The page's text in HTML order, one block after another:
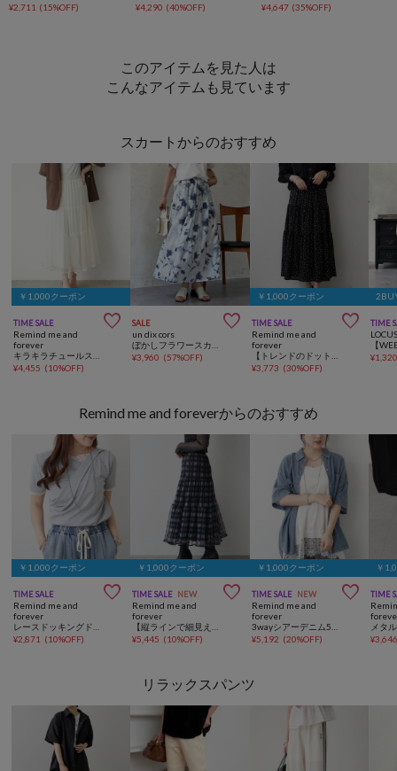
¥2,711 (15%OFF)
¥4,290 (40%OFF)
¥4,647 (35%OFF)
このアイテムを見た人は
こんなアイテムも見ています
スカートからのおすすめ
￥1,000クーポン
TIME SALE 
Remind me and
forever
¥4,455 (10%OFF)
SALE 
un dix cors
¥3,960 (57%OFF)
￥1,000クーポン
TIME SALE 
Remind me and
forever
¥3,773 (30%OFF)
TIME
¥
Remind me and foreverからのおすすめ
￥1,000クーポン
TIME SALE 
Remind me and
forever
¥2,871 (10%OFF)
￥1,000クーポン
TIME SALE NEW 
Remind me and
forever
¥5,445 (10%OFF)
￥1,000クーポン
TIME SALE NEW 
Remind me and
forever
¥5,192 (20%OFF)
￥
TIME
¥
リラックスパンツ